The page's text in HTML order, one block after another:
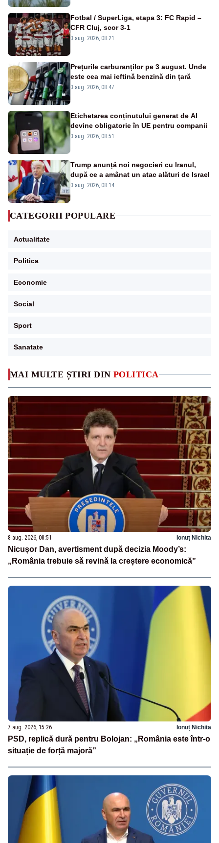
MAI MULTE ȘTIRI DIN POLITICA
8 aug. 2026, 08:51 Ionuț Nichita
Nicușor Dan, avertisment după decizia Moody’s:
„România trebuie să revină la creștere economică”
7 aug. 2026, 15:26 Ionuț Nichita
PSD, replică dură pentru Bolojan: „România este într-o
situație de forță majoră”
Fotbal / SuperLiga, etapa 3: FC Rapid –
CFR Cluj, scor 3-1
3 aug. 2026, 08:21
Prețurile carburanților pe 3 august. Unde
este cea mai ieftină benzină din țară
3 aug. 2026, 08:47
Etichetarea conținutului generat de AI
devine obligatorie în UE pentru companii
3 aug. 2026, 08:51
Trump anunță noi negocieri cu Iranul,
după ce a amânat un atac alături de Israel
3 aug. 2026, 08:14
CATEGORII POPULARE
Actualitate
Politica
Economie
Social
Sport
Sanatate